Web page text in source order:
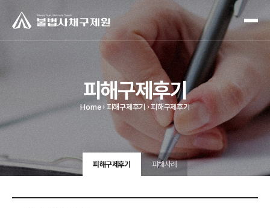
피해구제후기
Home 피해구제후기 피해구제후기
피해구제후기 피해사례